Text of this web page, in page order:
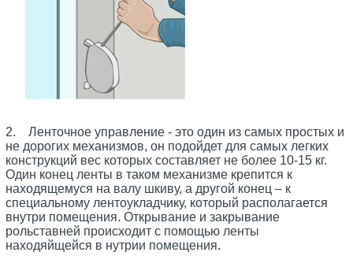
2. Ленточное управление - это один из самых простых и
не дорогих механизмов, он подойдет для самых легких
конструкций вес которых составляет не более 10-15 кг.
Один конец ленты в таком механизме крепится к
находящемуся на валу шкиву, а другой конец – к
специальному лентоукладчику, который располагается
внутри помещения. Открывание и закрывание
рольставней происходит с помощью ленты
находяйщейся в нутрии помещения.